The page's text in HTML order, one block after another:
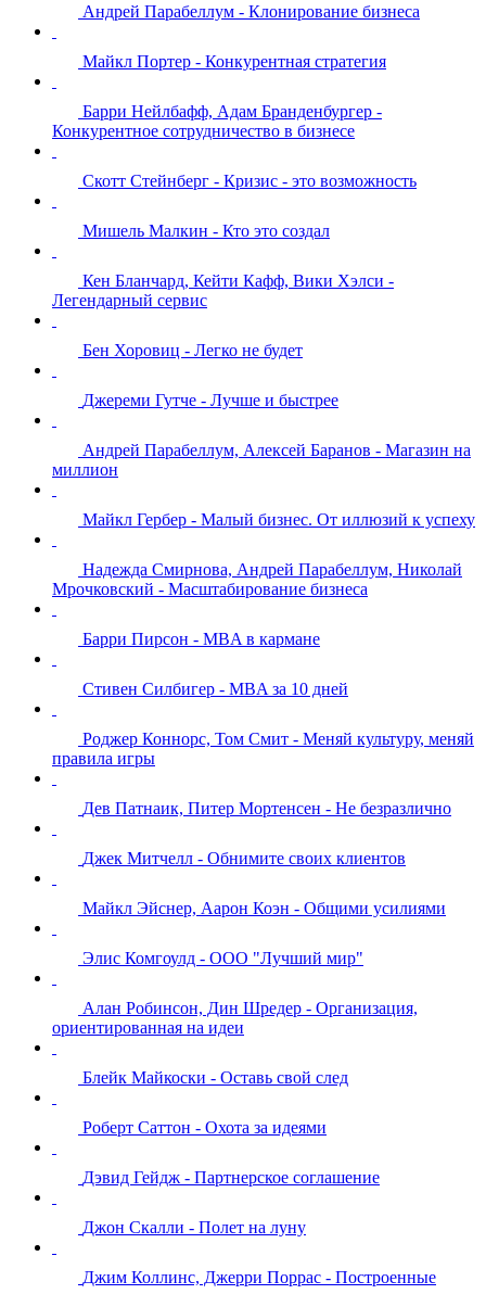
Андрей Парабеллум - Клонирование бизнеса
Майкл Портер - Конкурентная стратегия
Барри Нейлбафф, Адам Бранденбургер -
Конкурентное сотрудничество в бизнесе
Скотт Стейнберг - Кризис - это возможность
Мишель Малкин - Кто это создал
Кен Бланчард, Кейти Кафф, Вики Хэлси -
Легендарный сервис
Бен Хоровиц - Легко не будет
Джереми Гутче - Лучше и быстрее
Андрей Парабеллум, Алексей Баранов - Магазин на
миллион
Майкл Гербер - Малый бизнес. От иллюзий к успеху
Надежда Смирнова, Андрей Парабеллум, Николай
Мрочковский - Масштабирование бизнеса
Барри Пирсон - MBA в кармане
Стивен Силбигер - MBA за 10 дней
Роджер Коннорс, Том Смит - Меняй культуру, меняй
правила игры
Дев Патнаик, Питер Мортенсен - Не безразлично
Джек Митчелл - Обнимите своих клиентов
Майкл Эйснер, Аарон Коэн - Общими усилиями
Элис Комгоулд - ООО "Лучший мир"
Алан Робинсон, Дин Шредер - Организация,
ориентированная на идеи
Блейк Майкоски - Оставь свой след
Роберт Саттон - Охота за идеями
Дэвид Гейдж - Партнерское соглашение
Джон Скалли - Полет на луну
Джим Коллинс, Джерри Поррас - Построенные